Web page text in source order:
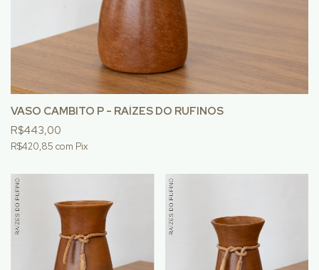
VASO CAMBITO P - RAÍZES DO RUFINOS
R$443,00
R$420,85 com Pix